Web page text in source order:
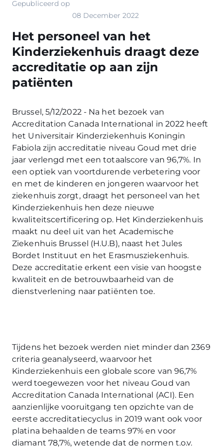
Gepubliceerd op
08 December 2022
Het personeel van het
Kinderziekenhuis draagt deze
accreditatie op aan zijn
patiënten
Brussel, 5/12/2022 - Na het bezoek van
Accreditation Canada International in 2022 heeft
het Universitair Kinderziekenhuis Koningin
Fabiola zijn accreditatie niveau Goud met drie
jaar verlengd met een totaalscore van 96,7%. In
een optiek van voortdurende verbetering voor
en met de kinderen en jongeren waarvoor het
ziekenhuis zorgt, draagt het personeel van het
Kinderziekenhuis hen deze nieuwe
kwaliteitscertificering op. Het Kinderziekenhuis
maakt nu deel uit van het Academische
Ziekenhuis Brussel (H.U.B), naast het Jules
Bordet Instituut en het Erasmusziekenhuis.
Deze accreditatie erkent een visie van hoogste
kwaliteit en de betrouwbaarheid van de
dienstverlening naar patiënten toe.
Tijdens het bezoek werden niet minder dan 2369
criteria geanalyseerd, waarvoor het
Kinderziekenhuis een globale score van 96,7%
werd toegewezen voor het niveau Goud van
Accreditation Canada International (ACI). Een
aanzienlijke vooruitgang ten opzichte van de
eerste accreditatiecyclus in 2019 want ook voor
platina behaalden de teams 97% en voor
diamant 78,7%, wetende dat de normen t.o.v.